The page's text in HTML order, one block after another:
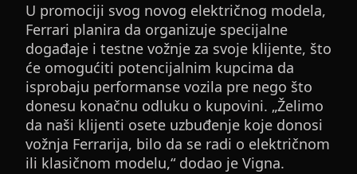
U promociji svog novog električnog modela,
Ferrari planira da organizuje specijalne
događaje i testne vožnje za svoje klijente, što
će omogućiti potencijalnim kupcima da
isprobaju performanse vozila pre nego što
donesu konačnu odluku o kupovini. „Želimo
da naši klijenti osete uzbuđenje koje donosi
vožnja Ferrarija, bilo da se radi o električnom
ili klasičnom modelu,“ dodao je Vigna.